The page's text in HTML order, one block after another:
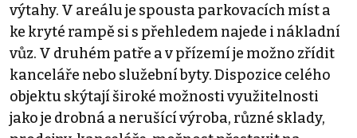
výtahy. V areálu je spousta parkovacích míst a
ke kryté rampě si s přehledem najede i nákladní
vůz. V druhém patře a v přízemí je možno zřídit
kanceláře nebo služební byty. Dispozice celého
objektu skýtají široké možnosti využitelnosti
jako je drobná a nerušící výroba, různé sklady,